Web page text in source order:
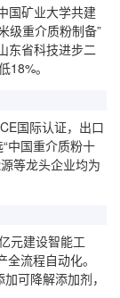
国矿业大学共建
级重介质粉制备”
东省科技进步二
。
国际认证，出口
中国重介质粉十
等龙头企业均为
元建设智能工
流程自动化。
可降解添加剂，